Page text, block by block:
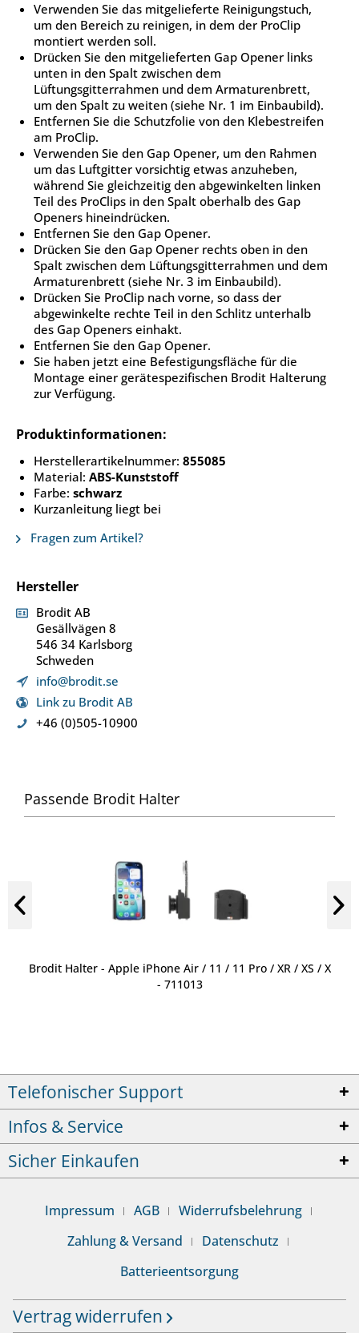
Verwenden Sie das mitgelieferte Reinigungstuch,
um den Bereich zu reinigen, in dem der ProClip
montiert werden soll.
Drücken Sie den mitgelieferten Gap Opener links
unten in den Spalt zwischen dem
Lüftungsgitterrahmen und dem Armaturenbrett,
um den Spalt zu weiten (siehe Nr. 1 im Einbaubild).
Entfernen Sie die Schutzfolie von den Klebestreifen
am ProClip.
Verwenden Sie den Gap Opener, um den Rahmen
um das Luftgitter vorsichtig etwas anzuheben,
während Sie gleichzeitig den abgewinkelten linken
Teil des ProClips in den Spalt oberhalb des Gap
Openers hineindrücken.
Entfernen Sie den Gap Opener.
Drücken Sie den Gap Opener rechts oben in den
Spalt zwischen dem Lüftungsgitterrahmen und dem
Armaturenbrett (siehe Nr. 3 im Einbaubild).
Drücken Sie ProClip nach vorne, so dass der
abgewinkelte rechte Teil in den Schlitz unterhalb
des Gap Openers einhakt.
Entfernen Sie den Gap Opener.
Sie haben jetzt eine Befestigungsfläche für die
Montage einer gerätespezifischen Brodit Halterung
zur Verfügung.
Produktinformationen:
Herstellerartikelnummer: 855085
Material: ABS-Kunststoff
Farbe: schwarz
Kurzanleitung liegt bei
Fragen zum Artikel?
Hersteller
Brodit AB
Gesällvägen 8
546 34 Karlsborg
Schweden
info@brodit.se
Link zu Brodit AB
+46 (0)505-10900
Passende Brodit Halter
Brodit Halter - Apple iPhone Air / 11 / 11 Pro / XR / XS / X
- 711013
Telefonischer Support
Infos & Service
Sicher Einkaufen
Impressum AGB
Widerrufsbelehrung
Zahlung & Versand
Datenschutz
Batterieentsorgung
Vertrag widerrufen